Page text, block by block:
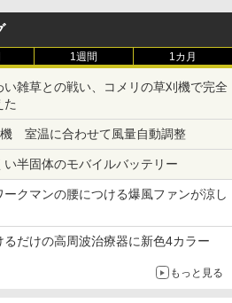
1週間 1カ月
い雑草との戦い、コメリの草刈機で完全
室温に合わせて風量自動調整
半固体のモバイルバッテリー
ークマンの腰につける爆風ファンが涼し
だけの高周波治療器に新色4カラー
もっと見る